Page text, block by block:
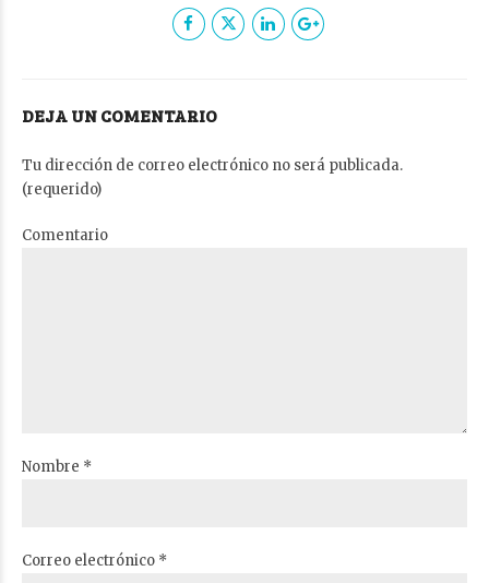
DEJA UN COMENTARIO
Tu dirección de correo electrónico no será publicada.
(requerido)
Comentario
Nombre *
Correo electrónico *